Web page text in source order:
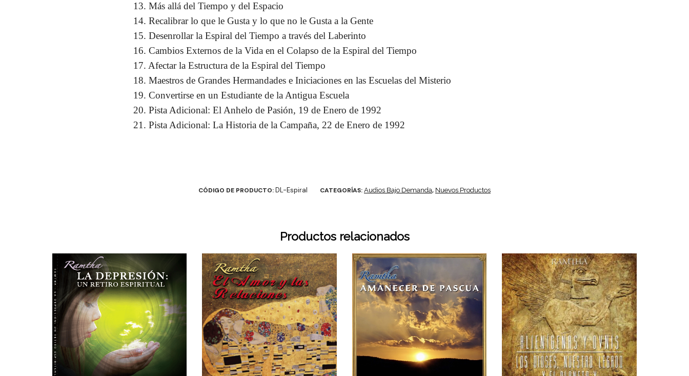
13. Más allá del Tiempo y del Espacio
14. Recalibrar lo que le Gusta y lo que no le Gusta a la Gente
15. Desenrollar la Espiral del Tiempo a través del Laberinto
16. Cambios Externos de la Vida en el Colapso de la Espiral del Tiempo
17. Afectar la Estructura de la Espiral del Tiempo
18. Maestros de Grandes Hermandades e Iniciaciones en las Escuelas del Misterio
19. Convertirse en un Estudiante de la Antigua Escuela
20. Pista Adicional: El Anhelo de Pasión, 19 de Enero de 1992
21. Pista Adicional: La Historia de la Campaña, 22 de Enero de 1992
CÓDIGO DE PRODUCTO:DL-Espiral CATEGORÍAS: Audios Bajo Demanda, Nuevos Productos
Productos relacionados